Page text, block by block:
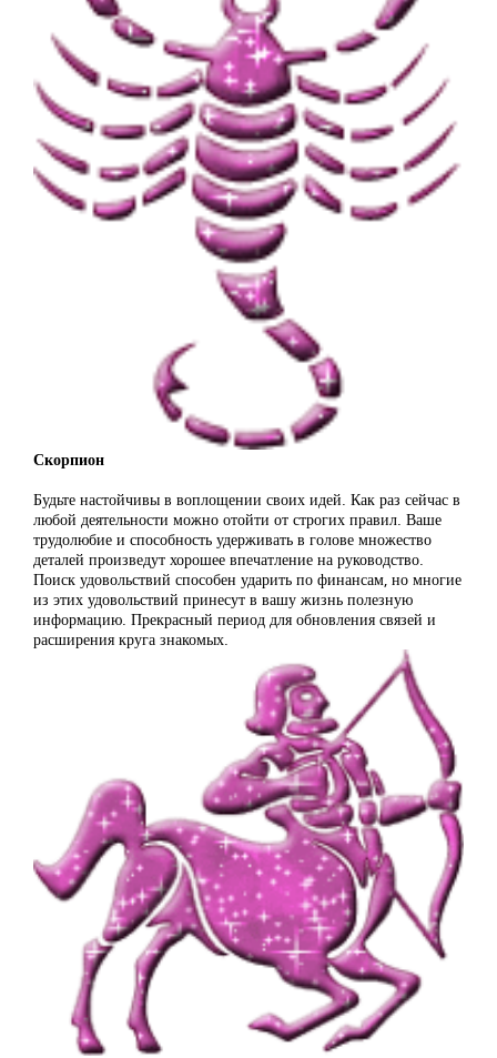
Скорпион
Будьте настойчивы в воплощении своих идей. Как раз сейчас в
любой деятельности можно отойти от строгих правил. Ваше
трудолюбие и способность удерживать в голове множество
деталей произведут хорошее впечатление на руководство.
Поиск удовольствий способен ударить по финансам, но многие
из этих удовольствий принесут в вашу жизнь полезную
информацию. Прекрасный период для обновления связей и
расширения круга знакомых.